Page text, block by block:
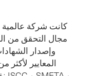
مجال التحقق من
وإصدار
المعايير لأكثر